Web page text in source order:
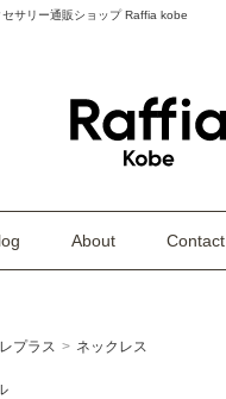
サリー通販ショップ Raffia kobe
About Contact
プラス > ネックレス